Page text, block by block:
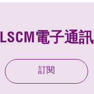
LSCM電子通訊
訂閱